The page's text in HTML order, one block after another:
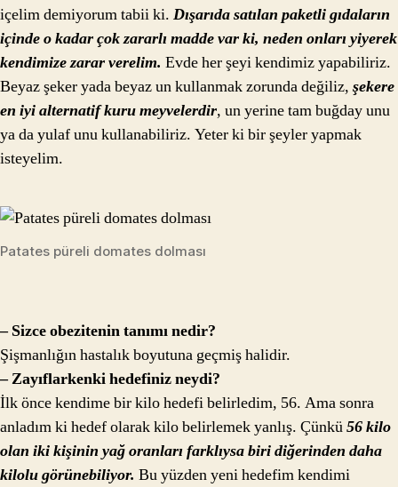
içelim demiyorum tabii ki. Dışarıda satılan paketli gıdaların
içinde o kadar çok zararlı madde var ki, neden onları yiyerek
kendimize zarar verelim. Evde her şeyi kendimiz yapabiliriz.
Beyaz şeker yada beyaz un kullanmak zorunda değiliz, şekere
en iyi alternatif kuru meyvelerdir, un yerine tam buğday unu
ya da yulaf unu kullanabiliriz. Yeter ki bir şeyler yapmak
isteyelim.
Patates püreli domates dolması
– Sizce obezitenin tanımı nedir?
Şişmanlığın hastalık boyutuna geçmiş halidir.
– Zayıflarkenki hedefiniz neydi?
İlk önce kendime bir kilo hedefi belirledim, 56. Ama sonra
anladım ki hedef olarak kilo belirlemek yanlış. Çünkü56 kilo
olan iki kişinin yağ oranları farklıysa biri diğerinden daha
kilolu görünebiliyor. Bu yüzden yeni hedefim kendimi